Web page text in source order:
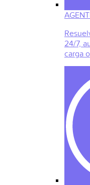
24/7,
carga